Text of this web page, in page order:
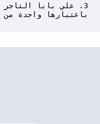
باعتبارها واحدة